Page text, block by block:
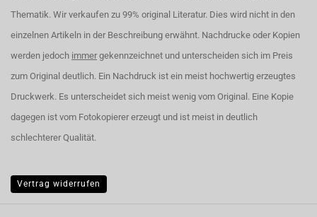
Thematik. Wir verkaufen zu 99% original Literatur. Dies wird nicht in den
einzelnen Artikeln in der Beschreibung erwähnt. Nachdrucke oder Kopien
werden jedoch immer gekennzeichnet und unterscheiden sich im Preis
zum Original deutlich. Ein Nachdruck ist ein meist hochwertig erzeugtes
Druckwerk. Es unterscheidet sich meist wenig vom Original. Eine Kopie
dagegen ist vom Fotokopierer erzeugt und ist meist in deutlich
schlechterer Qualität.
Vertrag widerrufen